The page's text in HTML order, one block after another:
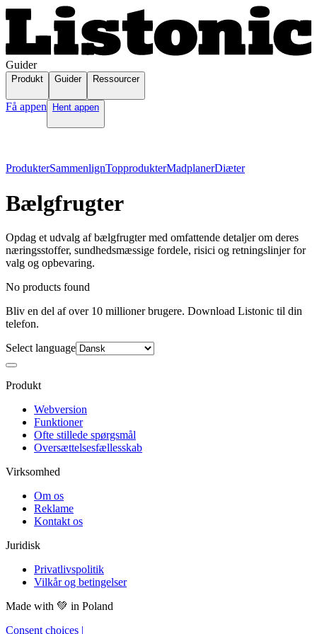
Guider
Produkt Guider Ressourcer
Få appen Hent appen
ProdukterSammenlignTopprodukterMadplanerDiæter
Bælgfrugter
Opdag et udvalg af bælgfrugter med omfattende detaljer om deres
næringsstoffer, sundhedsmæssige fordele, risici og retningslinjer for
valg og opbevaring.
No products found
Bliv en del af over 10 millioner brugere. Download Listonic til din
telefon.
Select language
Produkt
Webversion
Funktioner
Ofte stillede spørgsmål
Oversættelsesfællesskab
Virksomhed
Om os
Reklame
Kontakt os
Juridisk
Privatlivspolitik
Vilkår og betingelser
Made with 💚 in Poland
Consent choices |